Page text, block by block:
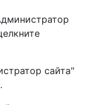
сайта"
.